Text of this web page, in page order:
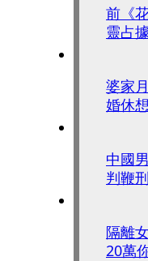
前《
靈占據
婆家
婚休
中國
判鞭
隔離
20萬